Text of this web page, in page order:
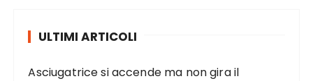
ULTIMI ARTICOLI
Asciugatrice si accende ma non gira il